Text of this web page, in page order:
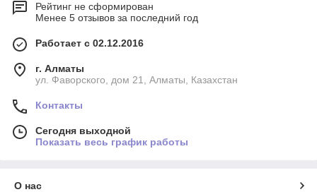
Рейтинг не сформирован
Менее 5 отзывов за последний год
Работает с 02.12.2016
г. Алматы
ул. Фаворского, дом 21, Алматы, Казахстан
Контакты
Сегодня выходной
Показать весь график работы
О нас